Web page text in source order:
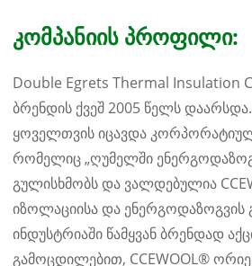
კომპანიის პროფილი:
Double Egrets Thermal Insulation
ბრენდის ქვეშ 2005 წელს
ყოველთვის იცავდა
რომელიც „ღუმელში
გულისხმობს და ვალდებულია
იზოლაციისა და ენერგოდაზოგვის
ინდუსტრიაში წამყვან ბრენდად
გამოცდილებით, CCEWOOL®